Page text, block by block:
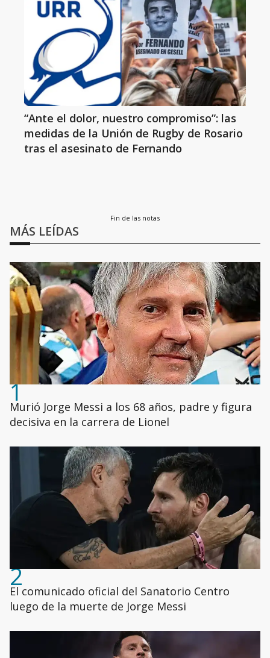
“Ante el dolor, nuestro compromiso”: las
medidas de la Unión de Rugby de Rosario
tras el asesinato de Fernando
Fin de las notas
MÁS LEÍDAS
1
Murió Jorge Messi a los 68 años, padre y figura
decisiva en la carrera de Lionel
2
El comunicado oficial del Sanatorio Centro
luego de la muerte de Jorge Messi